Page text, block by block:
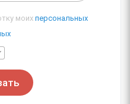
моих персональных